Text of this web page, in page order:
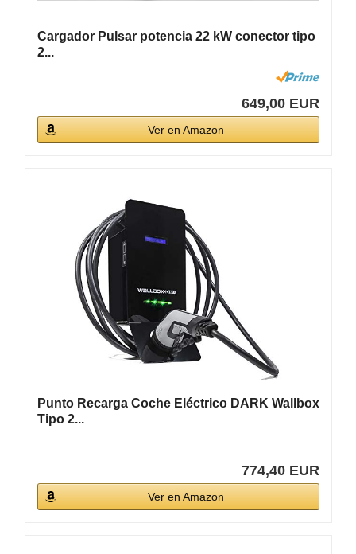
Cargador Pulsar potencia 22 kW conector tipo
2...
649,00 EUR
Ver en Amazon
Punto Recarga Coche Eléctrico DARK Wallbox
Tipo 2...
774,40 EUR
Ver en Amazon